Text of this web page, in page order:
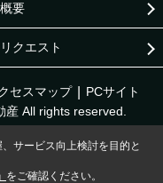
要
クエスト
セスマップ
PCサイト
産 All rights reserved.
サービス向上検討を目的と
をご確認ください。